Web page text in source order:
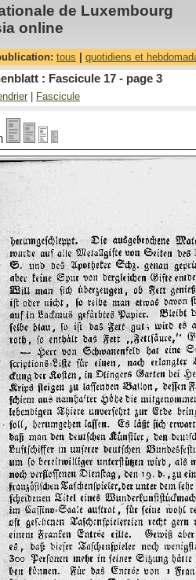
de Luxembourg
online
tous quotidiens et
: Fascicule 17 - page 3
Fascicule